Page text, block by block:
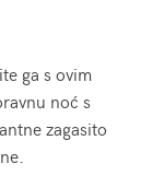
ga s ovim
noć s
zagasito